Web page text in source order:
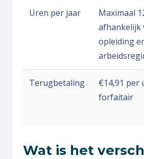
Uren per jaar
Maximaal
afhankelijk
opleiding
Terugbetaling
€14,91 per
forfaitair
Wat is het